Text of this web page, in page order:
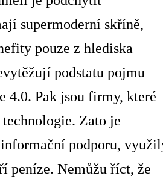
supermoderní skříně,
pouze z hlediska
podstatu pojmu
4.0. Pak jsou firmy, které
Zato je
podporu,
peníze. Nemůžu říct, že